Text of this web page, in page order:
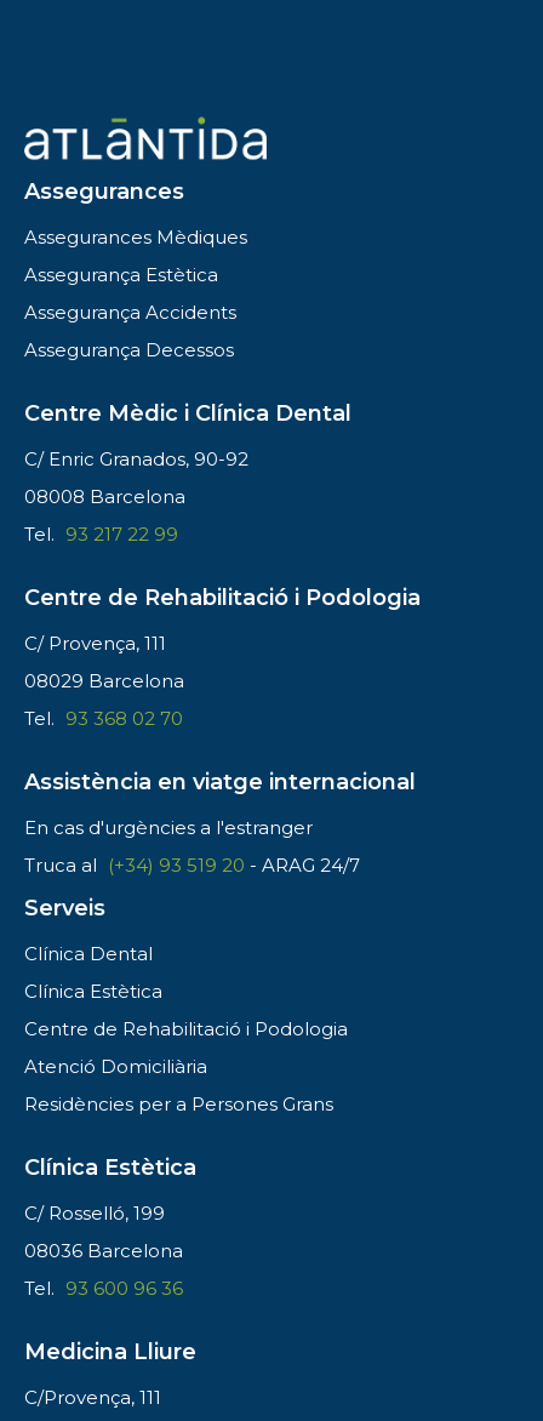
Assegurances
Assegurances Mèdiques
Assegurança Estètica
Assegurança Accidents
Assegurança Decessos
Centre Mèdic i Clínica Dental
C/ Enric Granados, 90-92
08008 Barcelona
Tel. 93 217 22 99
Centre de Rehabilitació i Podologia
C/ Provença, 111
08029 Barcelona
Tel. 93 368 02 70
Assistència en viatge internacional
En cas d'urgències a l'estranger
Truca al
(+34) 93 519 20 - ARAG 24/7
Serveis
Clínica Dental
Clínica Estètica
Centre de Rehabilitació i Podologia
Atenció Domiciliària
Residències per a Persones Grans
Clínica Estètica
C/ Rosselló, 199
08036 Barcelona
Tel. 93 600 96 36
Medicina Lliure
C/Provença, 111